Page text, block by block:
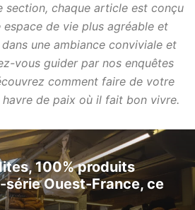
section, chaque article est conçu
de vie plus agréable et
une ambiance conviviale et
vous guider par nos enquêtes
comment faire de votre
de paix où il fait bon vivre.
100% produits
série Ouest-France, ce